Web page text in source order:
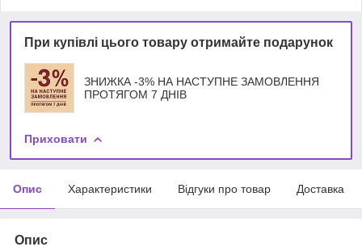
При купівлі цього товару отримайте подарунок
ЗНИЖКА -3% НА НАСТУПНЕ ЗАМОВЛЕННЯ
ПРОТЯГОМ 7 ДНІВ
Приховати
Опис Характеристики Відгуки про товар Доставка
Опис